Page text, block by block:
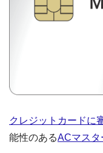
クレジットカードに
能性のあるACマスタ